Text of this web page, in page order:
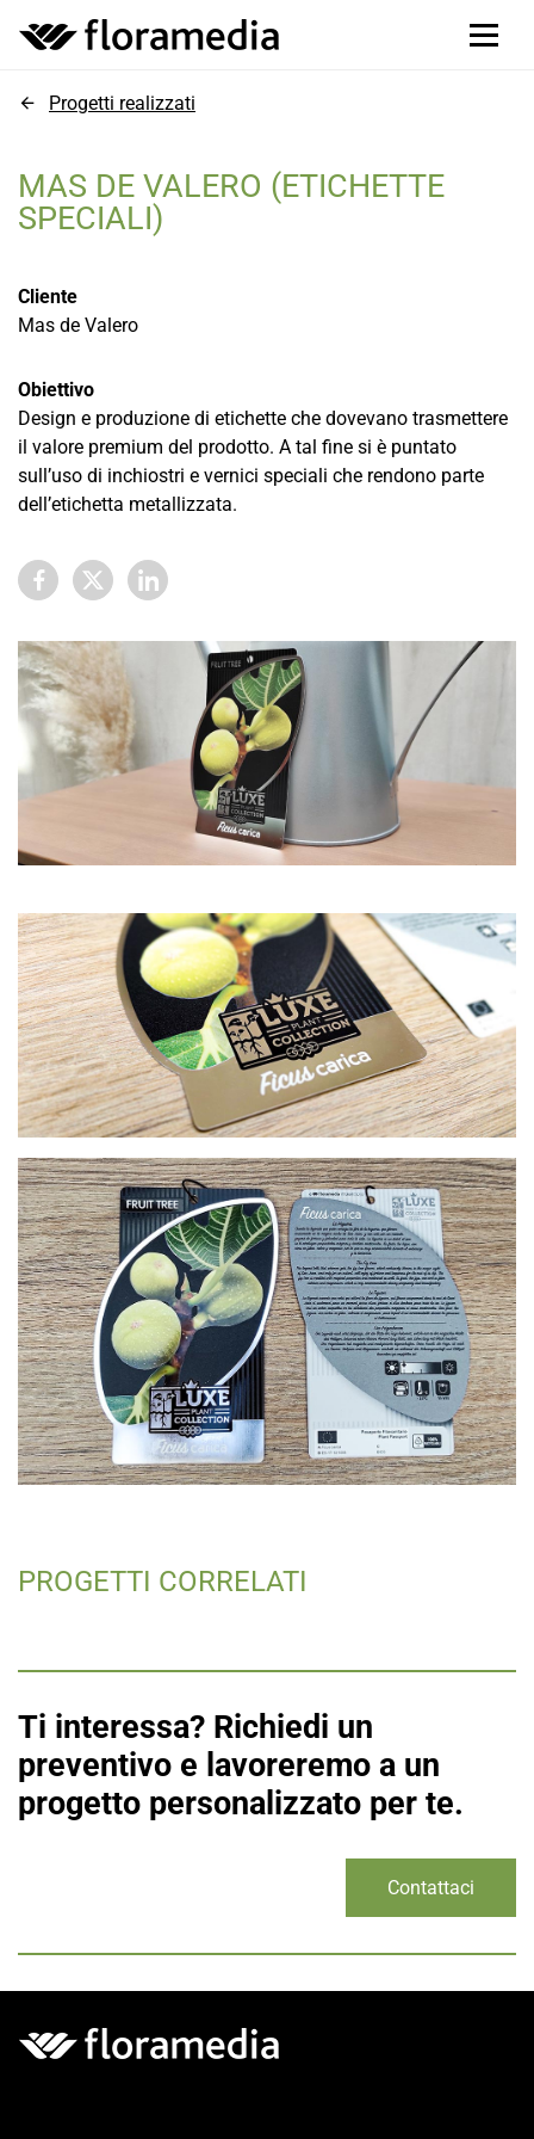
Progetti realizzati
MAS DE VALERO (ETICHETTE
SPECIALI)
Cliente
Mas de Valero
Obiettivo
Design e produzione di etichette che dovevano trasmettere
il valore premium del prodotto. A tal fine si è puntato
sull’uso di inchiostri e vernici speciali che rendono parte
dell’etichetta metallizzata.
PROGETTI CORRELATI
Ti interessa? Richiedi un
preventivo e lavoreremo a un
progetto personalizzato per te.
Contattaci